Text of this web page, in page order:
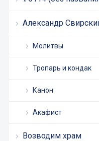
Александр
Молитвы
Тропарь и кондак
Канон
Акафист
Возводим храм